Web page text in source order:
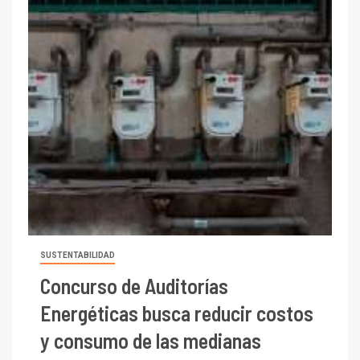
SUSTENTABILIDAD
Concurso de Auditorías
Energéticas busca reducir costos
y consumo de las medianas